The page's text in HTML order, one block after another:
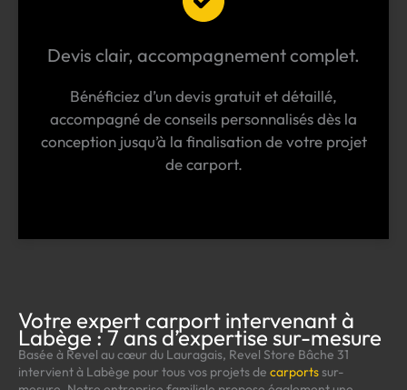
Devis clair, accompagnement complet.
Bénéficiez d’un devis gratuit et détaillé,
accompagné de conseils personnalisés dès la
conception jusqu’à la finalisation de votre projet
de carport.
Votre expert carport intervenant à
Labège : 7 ans d’expertise sur-mesure
Basée à Revel au cœur du Lauragais, Revel Store Bâche 31
intervient à Labège pour tous vos projets de carports sur-